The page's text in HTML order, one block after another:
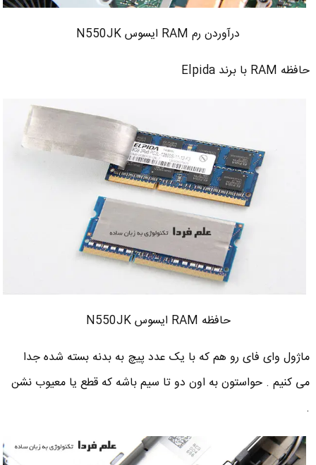
درآوردن رم RAM ایسوس N550JK
حافظه RAM با برند Elpida
حافظه RAM ایسوس N550JK
ماژول وای فای رو هم که با یک عدد پیچ به بدنه بسته شده جدا
می کنیم . حواستون به اون دو تا سیم باشه که قطع یا معیوب نشن
.